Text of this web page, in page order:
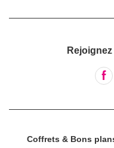
Coffrets & Bons